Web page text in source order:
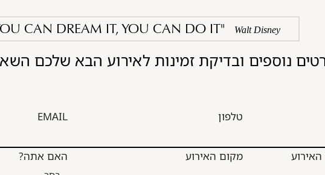
CAN DREAM IT, YOU CAN DO IT" Walt Disney
נוספים ובדיקת זמינות לאירוע הבא שלכם
טלפון EMAIL
מקום האירוע האם אתה?